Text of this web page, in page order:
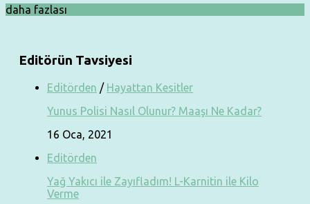
daha fazlası
Editörün Tavsiyesi
Editörden / Hayattan Kesitler
Yunus Polisi Nasıl Olunur? Maaşı Ne Kadar?
16 Oca, 2021
Editörden
Yağ Yakıcı ile Zayıfladım! L-Karnitin ile Kilo
Verme